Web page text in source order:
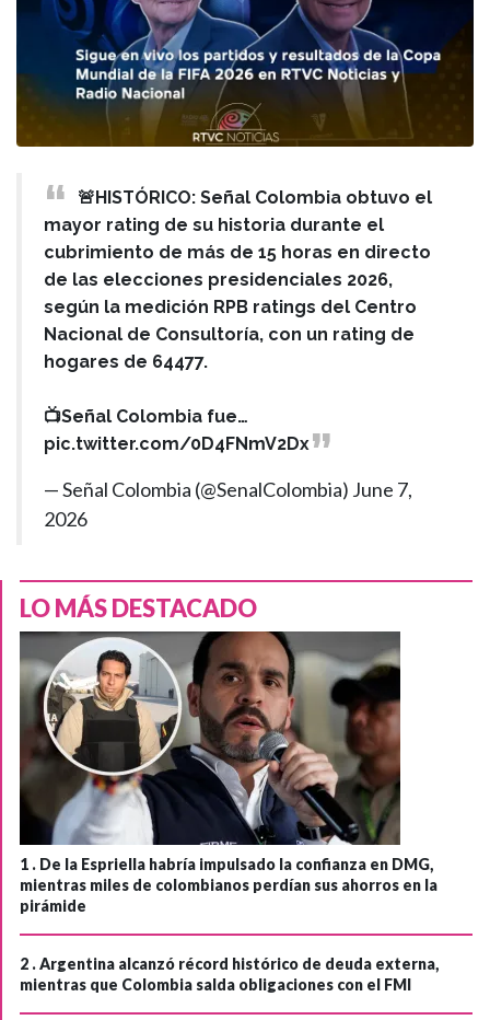
🚨HISTÓRICO: Señal Colombia obtuvo el
mayor rating de su historia durante el
cubrimiento de más de 15 horas en directo
de las elecciones presidenciales 2026,
según la medición RPB ratings del Centro
Nacional de Consultoría, con un rating de
hogares de 64477.
📺Señal Colombia fue…
pic.twitter.com/0D4FNmV2Dx
— Señal Colombia (@SenalColombia) June 7,
2026
LO MÁS DESTACADO
1 . De la Espriella habría impulsado la confianza en DMG,
mientras miles de colombianos perdían sus ahorros en la
pirámide
2 .Argentina alcanzó récord histórico de deuda externa,
mientras que Colombia salda obligaciones con el FMI